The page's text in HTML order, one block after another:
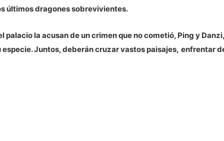
últimos dragones sobrevivientes.
palacio la acusan de un crimen que no cometió, Ping y
Juntos, deberán cruzar vastos paisajes, enfrentar